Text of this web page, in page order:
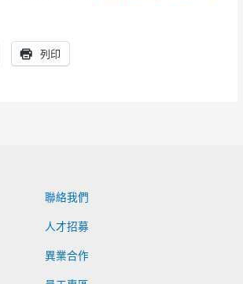
列印
聯絡我們
人才招募
異業合作